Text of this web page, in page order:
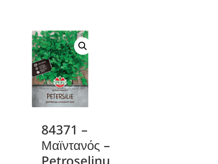
84371 –
Μαϊντανός –